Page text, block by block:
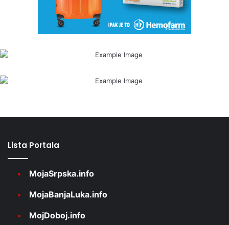
Lista Portala
MojaSrpska.info
MojaBanjaLuka.info
MojDoboj.info